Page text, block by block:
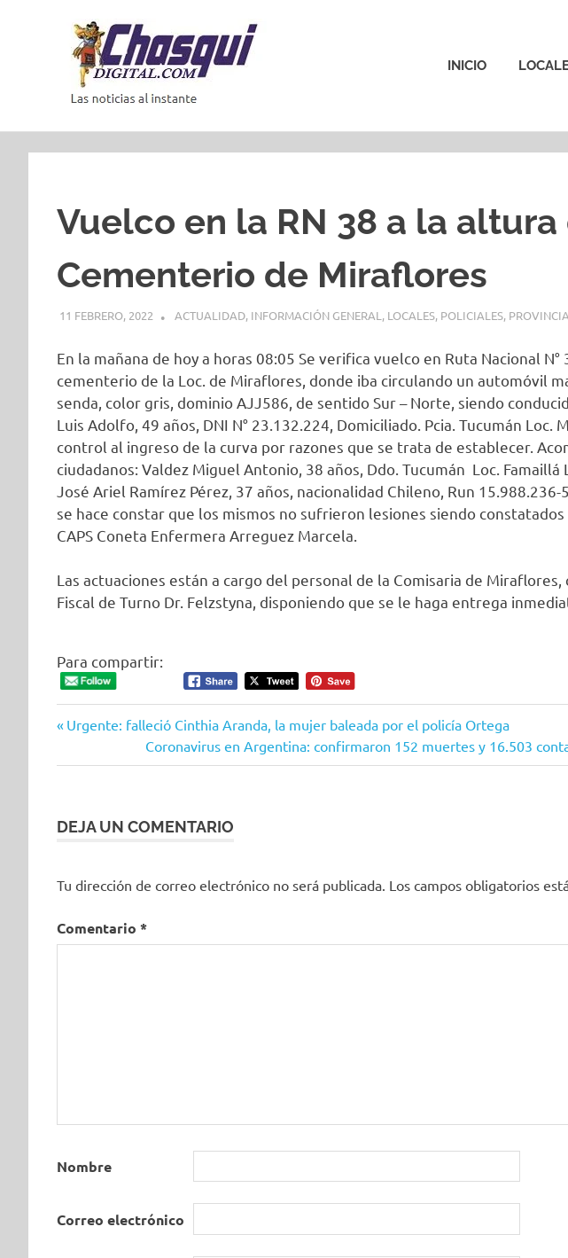
INICIO
Vuelco en la RN 38 a la
Cementerio de Miraflores
11 FEBRERO, 2022 ACTUALIDAD, INFORMACIÓN GENERAL , LOCALES, POLICIALES,
En la mañana de hoy a horas 08:05 Se verifica vuelco en Ruta Nacional N°
cementerio de la Loc. de Miraflores, donde iba circulando un automóvil
senda, color gris, dominio AJJ586, de sentido Sur – Norte, siendo
Luis Adolfo, 49 años, DNI N° 23.132.224, Domiciliado. Pcia. Tucumán Loc.
control al ingreso de la curva por razones que se trata de establecer.
ciudadanos: Valdez Miguel Antonio, 38 años, Ddo. Tucumán Loc. Famaillá
José Ariel Ramírez Pérez, 37 años, nacionalidad Chileno, Run 15.988.236-
se hace constar que los mismos no sufrieron lesiones siendo
CAPS Coneta Enfermera Arreguez Marcela.
Las actuaciones están a cargo del personal de la Comisaria de
Fiscal de Turno Dr. Felzstyna, disponiendo que se le haga entrega
Para compartir:
Navegación
de
Entrada
Urgente: falleció Cinthia Aranda, la mujer baleada por el policía Ortega
Siguiente
entrada:
Coronavirus en Argentina: confirmaron 152 muertes y 16.503
DEJA UN COMENTARIO
Tu dirección de correo electrónico no será publicada. Los campos obligatorios
Comentario *
Nombre
Correo electrónico